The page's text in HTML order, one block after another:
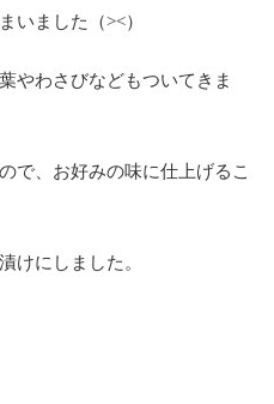
いました（><）
やわさびなどもついてきま
で、お好みの味に仕上げるこ
けにしました。